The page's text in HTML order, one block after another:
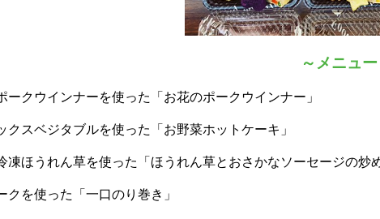
～メニュー
ークウインナーを使った「お花のポークウインナー」
クスベジタブルを使った「お野菜ホットケーキ」
凍ほうれん草を使った「ほうれん草とおさかなソーセージの炒
クを使った「一口のり巻き」